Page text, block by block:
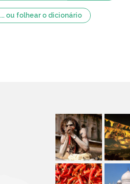
... ou folhear o dicionário